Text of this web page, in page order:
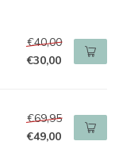
€40,00
€30,00
€69,95
€49,00